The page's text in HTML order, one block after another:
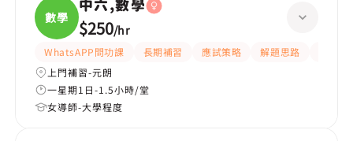
數學
中六,數學
$250/hr
WhatsAPP問功課 長期補習 應試策略 解題思路
上門補習-元朗
一星期1日-1.5小時/堂
女導師-大學程度